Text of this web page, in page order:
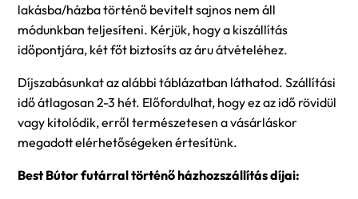
lakásba/házba történő bevitelt sajnos nem áll
módunkban teljesíteni. Kérjük, hogy a kiszállítás
időpontjára, két főt biztosíts az áru átvételéhez.
Díjszabásunkat az alábbi táblázatban láthatod. Szállítási
idő átlagosan 2-3 hét. Előfordulhat, hogy ez az idő rövidül
vagy kitolódik, erről természetesen a vásárláskor
megadott elérhetőségeken értesítünk.
Best Bútor futárral történő házhozszállítás díjai: